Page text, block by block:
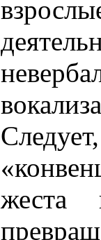
жеста